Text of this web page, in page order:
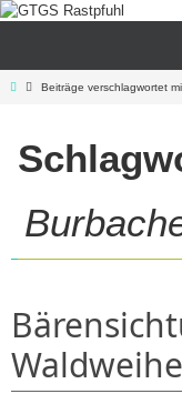
Zum
StartBeiträge verschlagwortet